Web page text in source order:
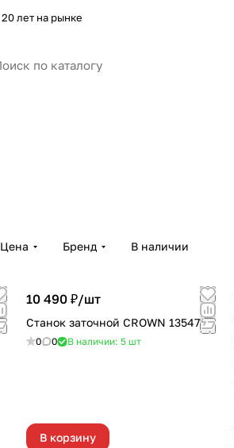
20 лет на рынке
Цена Бренд В наличии
10 490 ₽/шт
Станок заточной CROWN 13547L
0 0 В наличии: 5 шт
В корзину